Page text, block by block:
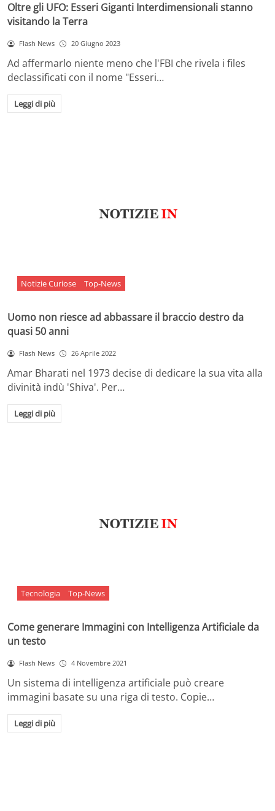
Oltre gli UFO: Esseri Giganti Interdimensionali stanno
visitando la Terra
Flash News 20 Giugno 2023
Ad affermarlo niente meno che l'FBI che rivela i files
declassificati con il nome "Esseri…
Leggi di più
Notizie Curiose Top-News
Uomo non riesce ad abbassare il braccio destro da
quasi 50 anni
Flash News 26 Aprile 2022
Amar Bharati nel 1973 decise di dedicare la sua vita alla
divinità indù 'Shiva'. Per…
Leggi di più
Tecnologia Top-News
Come generare Immagini con Intelligenza Artificiale da
un testo
Flash News 4 Novembre 2021
Un sistema di intelligenza artificiale può creare
immagini basate su una riga di testo. Copie…
Leggi di più